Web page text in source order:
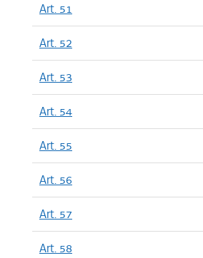
Art. 51
Art. 52
Art. 53
Art. 54
Art. 55
Art. 56
Art. 57
Art. 58